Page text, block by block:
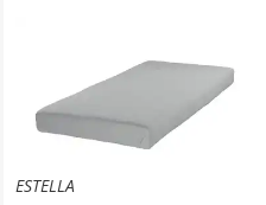
ESTELLA